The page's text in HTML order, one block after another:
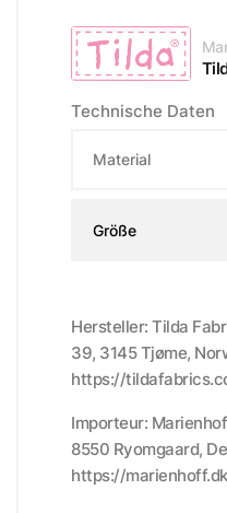
Technische Daten
Material
Größe
Hersteller: Tilda
39, 3145 Tjøme,
https://
Importeur:
8550 Ryomgaard,
https://